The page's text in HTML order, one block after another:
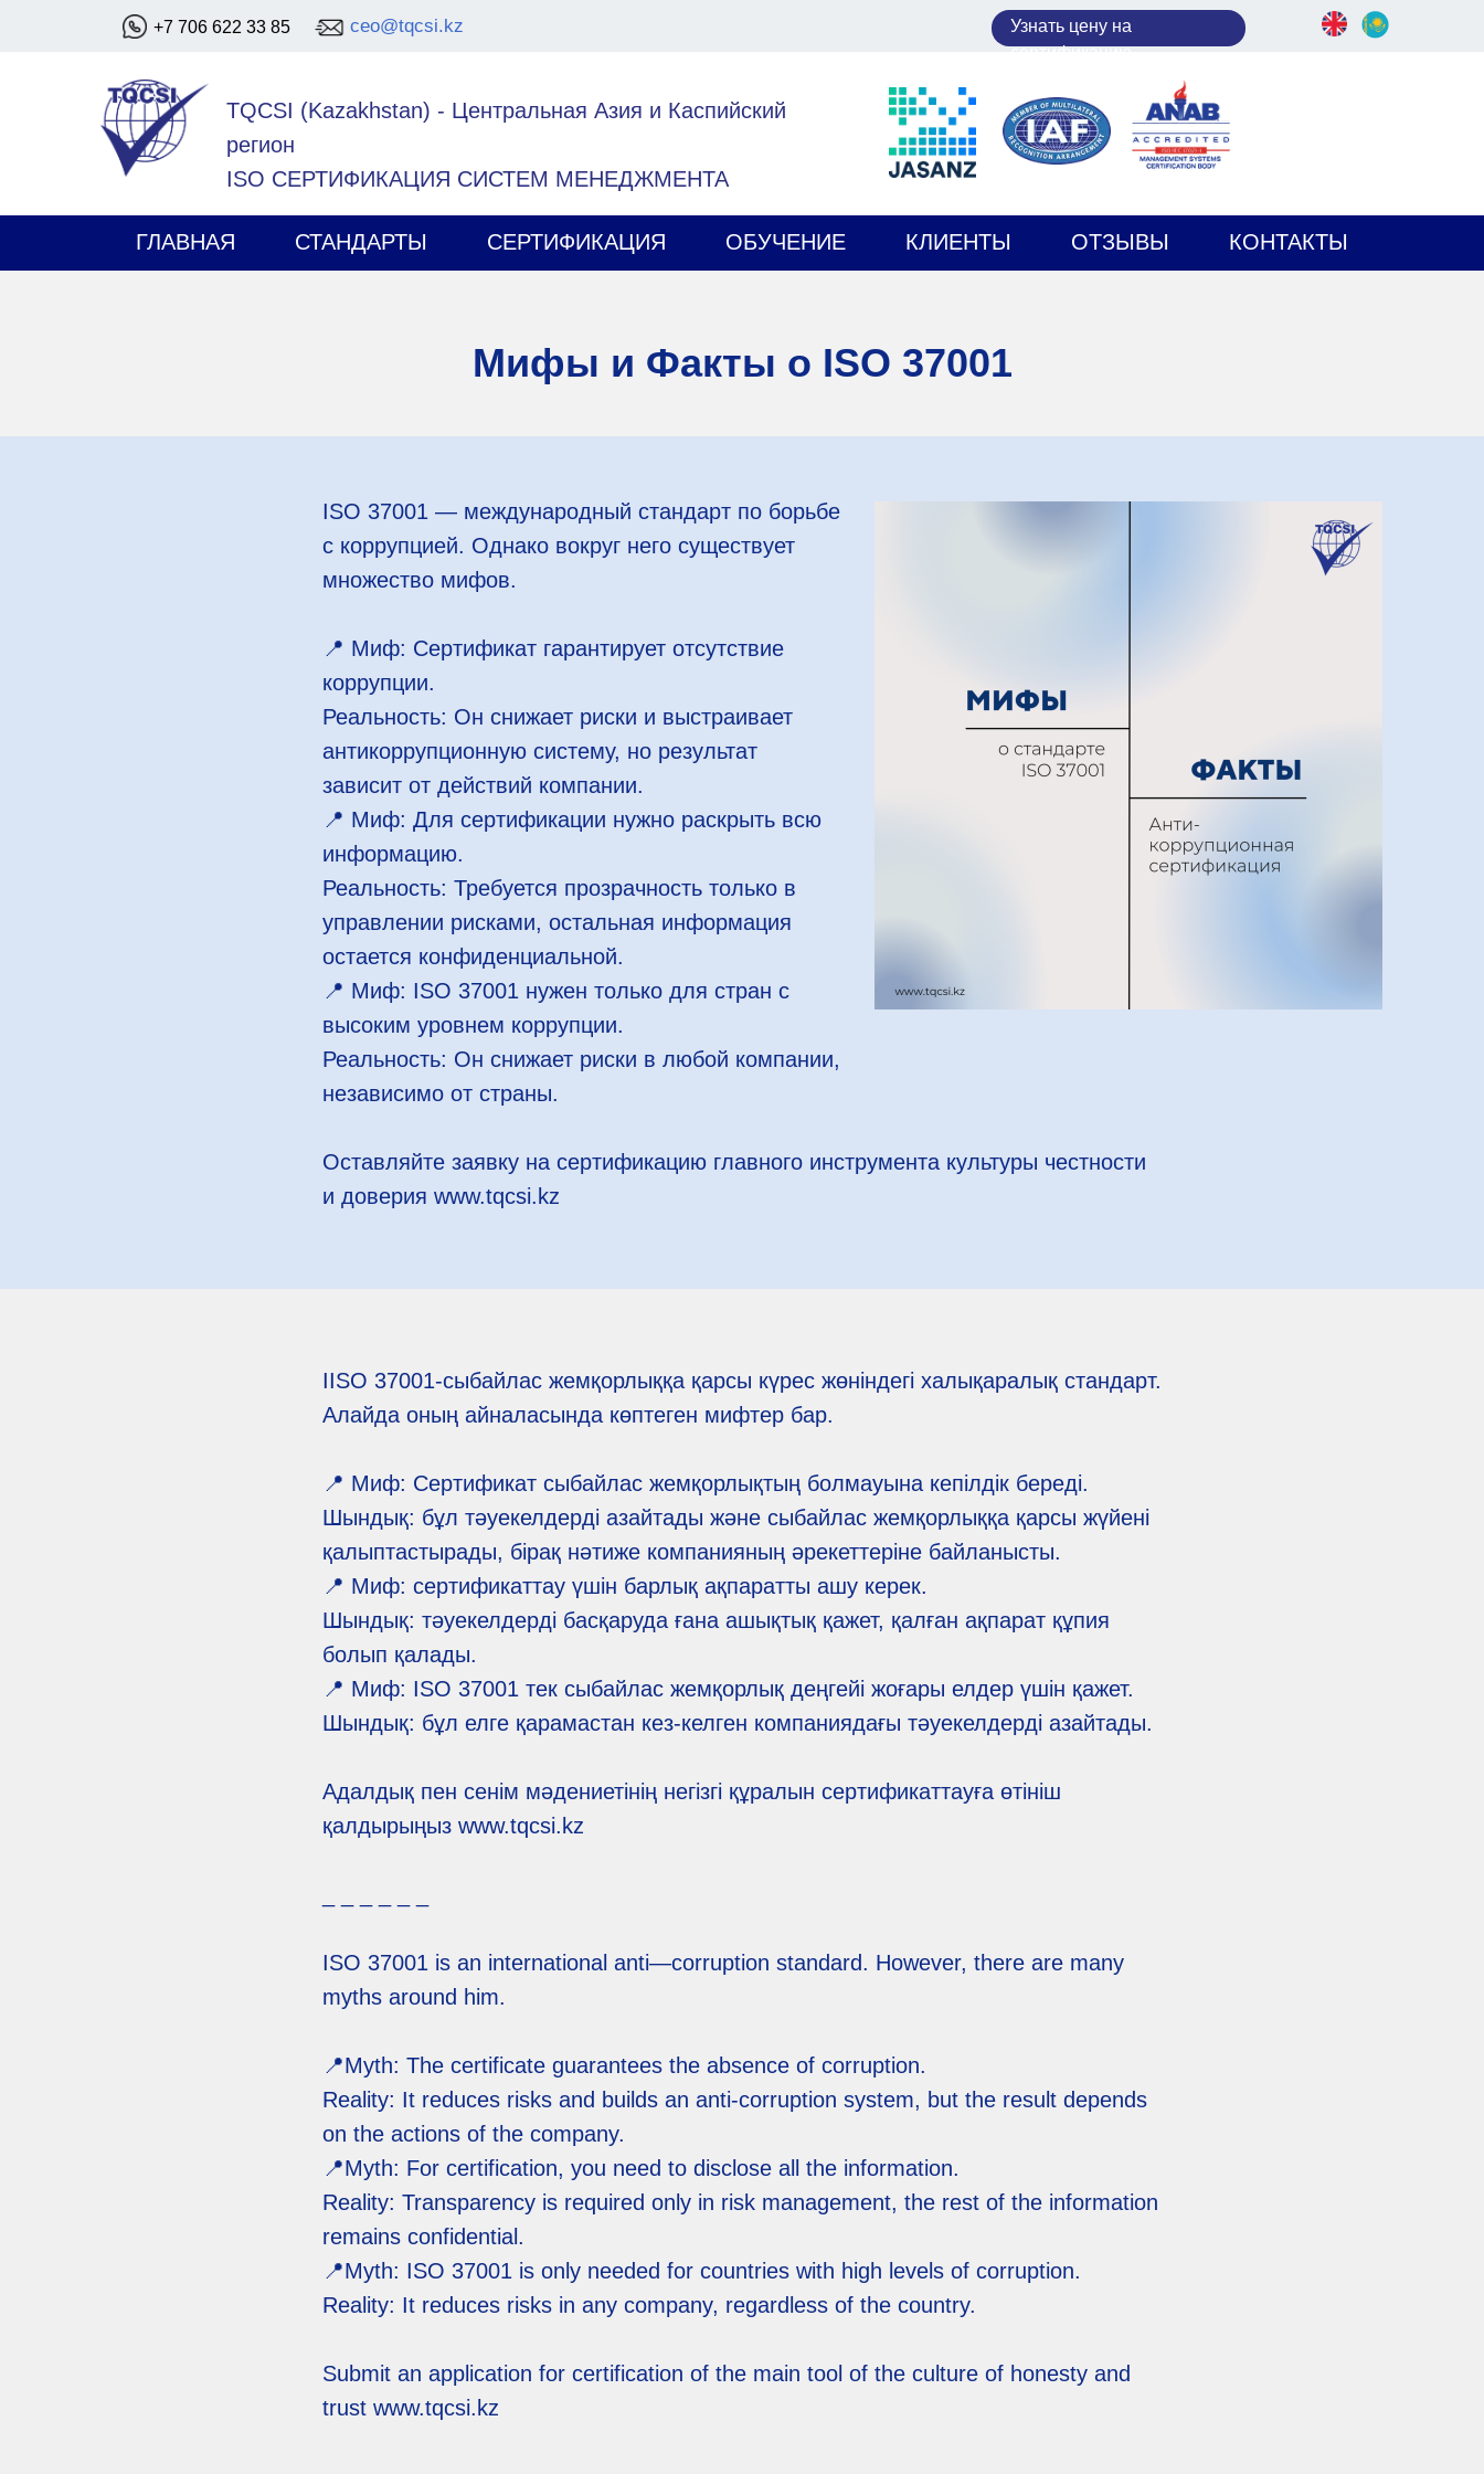
+7 706 622 33 85 ceo@tqcsi.kz Узнать цену на
сертификацию
TQCSI (Kazakhstan) - Центральная Азия и Каспийский
регион
ISO СЕРТИФИКАЦИЯ СИСТЕМ МЕНЕДЖМЕНТА
ГЛАВНАЯ СТАНДАРТЫ СЕРТИФИКАЦИЯ ОБУЧЕНИЕ КЛИЕНТЫ ОТЗЫВЫ КОНТАКТЫ
Мифы и Факты о ISO 37001
ISO 37001 — международный стандарт по борьбе
с коррупцией. Однако вокруг него существует
множество мифов.
📍 Миф: Сертификат гарантирует отсутствие
коррупции.
Реальность: Он снижает риски и выстраивает
антикоррупционную систему, но результат
зависит от действий компании.
📍 Миф: Для сертификации нужно раскрыть всю
информацию.
Реальность: Требуется прозрачность только в
управлении рисками, остальная информация
остается конфиденциальной.
📍 Миф: ISO 37001 нужен только для стран с
высоким уровнем коррупции.
Реальность: Он снижает риски в любой компании,
независимо от страны.
Оставляйте заявку на сертификацию главного инструмента культуры честности
и доверия www.tqcsi.kz
IISO 37001-сыбайлас жемқорлыққа қарсы күрес жөніндегі халықаралық стандарт.
Алайда оның айналасында көптеген мифтер бар.
📍 Миф: Сертификат сыбайлас жемқорлықтың болмауына кепілдік береді.
Шындық: бұл тәуекелдерді азайтады және сыбайлас жемқорлыққа қарсы жүйені
қалыптастырады, бірақ нәтиже компанияның әрекеттеріне байланысты.
📍 Миф: сертификаттау үшін барлық ақпаратты ашу керек.
Шындық: тәуекелдерді басқаруда ғана ашықтық қажет, қалған ақпарат құпия
болып қалады.
📍 Миф: ISO 37001 тек сыбайлас жемқорлық деңгейі жоғары елдер үшін қажет.
Шындық: бұл елге қарамастан кез-келген компаниядағы тәуекелдерді азайтады.
Адалдық пен сенім мәдениетінің негізгі құралын сертификаттауға өтініш
қалдырыңыз www.tqcsi.kz
ISO 37001 is an international anti—corruption standard. However, there are many
myths around him.
📍Myth: The certificate guarantees the absence of corruption.
Reality: It reduces risks and builds an anti-corruption system, but the result depends
on the actions of the company.
📍Myth: For certification, you need to disclose all the information.
Reality: Transparency is required only in risk management, the rest of the information
remains confidential.
📍Myth: ISO 37001 is only needed for countries with high levels of corruption.
Reality: It reduces risks in any company, regardless of the country.
Submit an application for certification of the main tool of the culture of honesty and
trust www.tqcsi.kz